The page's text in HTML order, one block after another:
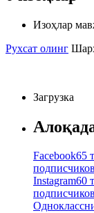
Изоҳлар
Рухсат олинг
Загрузка
Facebook65
подписчиков
Instagram60
подписчиков